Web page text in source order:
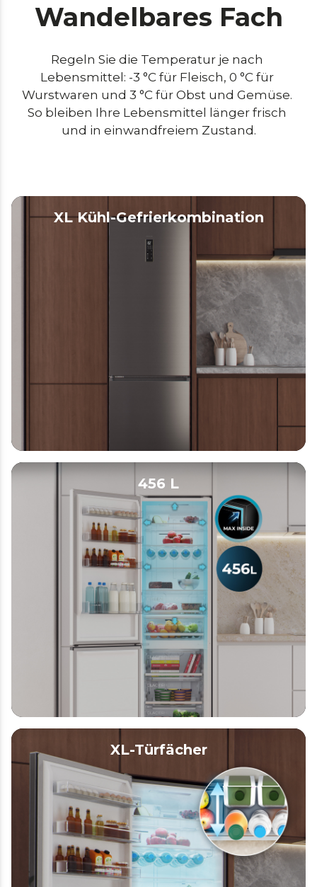
Wandelbares Fach
Regeln Sie die Temperatur je nach
Lebensmittel: -3 °C für Fleisch, 0 °C für
Wurstwaren und 3 °C für Obst und Gemüse.
So bleiben Ihre Lebensmittel länger frisch
und in einwandfreiem Zustand.
XL Kühl-Gefrierkombination
456 L
XL-Türfächer